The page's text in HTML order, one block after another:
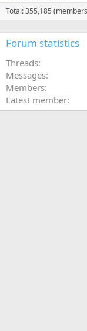
Total: 355,185
Forum statistics
Threads
Messages
Members
Latest member